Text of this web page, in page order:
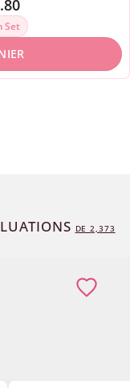
Set
DE2,373